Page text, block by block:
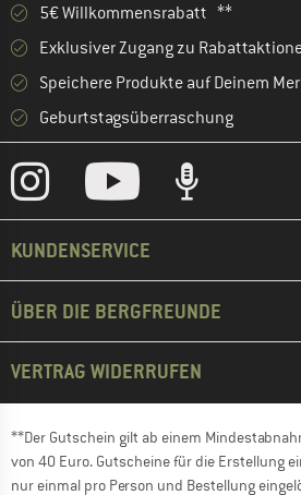
5€ Willkommensrabatt **
Exklusiver Zugang zu
Speichere Produkte auf Deinem
Geburtstagsüberraschung
KUNDENSERVICE
ÜBER DIE BERGFREUNDE
VERTRAG WIDERRUFEN
**Der Gutschein gilt ab einem
von 40 Euro. Gutscheine für die Erstellung
nur einmal pro Person und Bestellung